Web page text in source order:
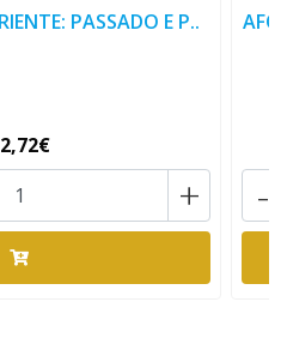
PASSADO E P..
+ -